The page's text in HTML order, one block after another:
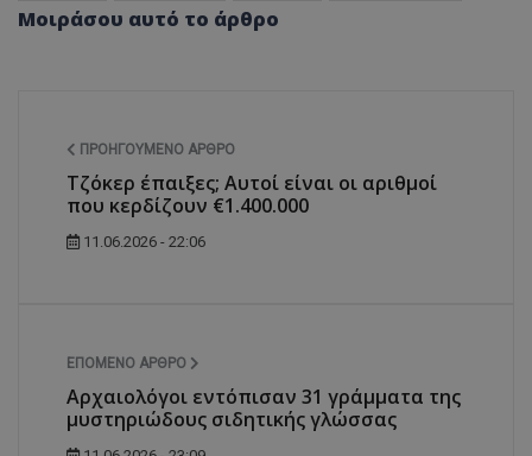
Μοιράσου αυτό το άρθρο
ΠΡΟΗΓΟΎΜΕΝΟ ΆΡΘΡΟ
Τζόκερ έπαιξες; Αυτοί είναι οι αριθμοί
που κερδίζουν €1.400.000
11.06.2026 - 22:06
ΕΠΌΜΕΝΟ ΆΡΘΡΟ
Αρχαιολόγοι εντόπισαν 31 γράμματα της
μυστηριώδους σιδητικής γλώσσας